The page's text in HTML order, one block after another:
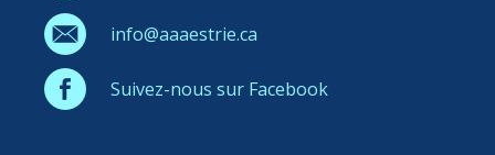
info@aaaestrie.ca
Suivez-nous sur Facebook